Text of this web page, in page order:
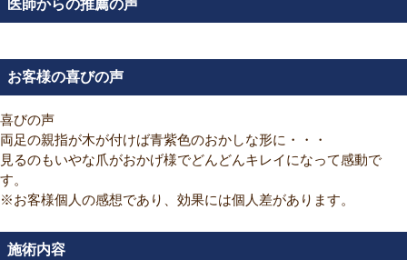
医師からの推薦の声
お客様の喜びの声
喜びの声
両足の親指が木が付けば青紫色のおかしな形に・・・
見るのもいやな爪がおかげ様でどんどんキレイになって感動で
す。
※お客様個人の感想であり、効果には個人差があります。
施術内容